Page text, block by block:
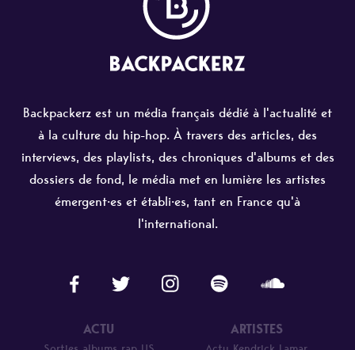
Backpackerz est un média français dédié à l'actualité et
à la culture du hip-hop. À travers des articles, des
interviews, des playlists, des chroniques d'albums et des
dossiers de fond, le média met en lumière les artistes
émergent·es et établi·es, tant en France qu'à
l'international.
ACTU ARTISTES